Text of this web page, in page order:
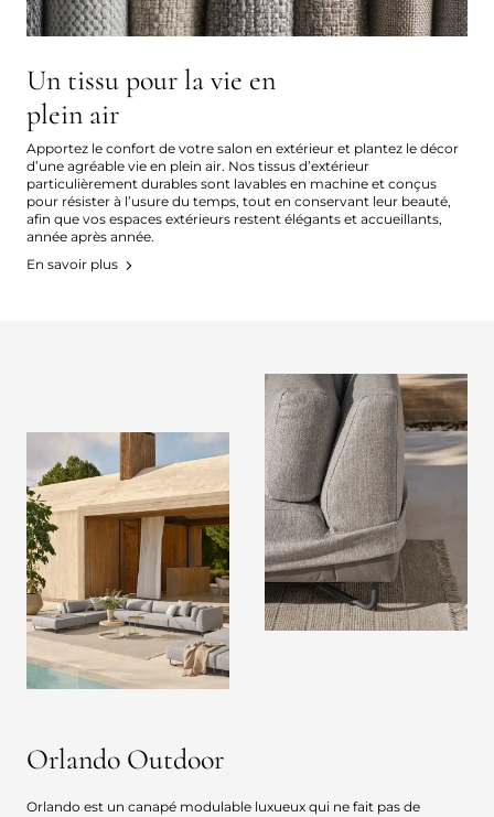
Un tissu pour la vie en
plein air
Apportez le confort de votre salon en extérieur et plantez le décor
d’une agréable vie en plein air. Nos tissus d’extérieur
particulièrement durables sont lavables en machine et conçus
pour résister à l’usure du temps, tout en conservant leur beauté,
afin que vos espaces extérieurs restent élégants et accueillants,
année après année.
En savoir plus
Orlando Outdoor
Orlando est un canapé modulable luxueux qui ne fait pas de